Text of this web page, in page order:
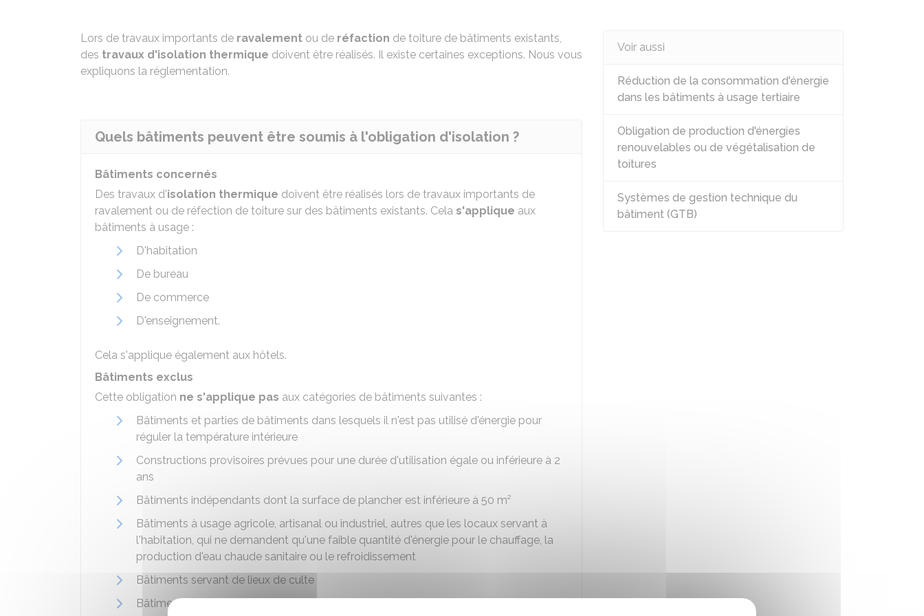
Lors de travaux importants de ravalement ou de réfaction de toiture de bâtiments existants,
des travaux d'isolation thermique doivent être réalisés. Il existe certaines exceptions. Nous vous
expliquons la réglementation.
Quels bâtiments peuvent être soumis à l'obligation d'isolation ?
Bâtiments concernés
Des travaux d'isolation thermique doivent être réalisés lors de travaux importants de
ravalement ou de réfection de toiture sur des bâtiments existants. Cela s'applique aux
bâtiments à usage :
D'habitation
De bureau
De commerce
D'enseignement.
Cela s'applique également aux hôtels.
Bâtiments exclus
Cette obligation ne s'applique pas aux catégories de bâtiments suivantes :
Bâtiments et parties de bâtiments dans lesquels il n'est pas utilisé d'énergie pour
réguler la température intérieure
Constructions provisoires prévues pour une durée d'utilisation égale ou inférieure à 2
ans
Bâtiments indépendants dont la surface de plancher est inférieure à 50 m²
Bâtiments à usage agricole, artisanal ou industriel, autres que les locaux servant à
l'habitation, qui ne demandent qu'une faible quantité d'énergie pour le chauffage, la
production d'eau chaude sanitaire ou le refroidissement
Bâtiments servant de lieux de culte
Bâtiments ayant reçu le
Voir aussi
Réduction de la consommation d'énergie
dans les bâtiments à usage tertiaire
Obligation de production d'énergies
renouvelables ou de végétalisation de
toitures
Systèmes de gestion technique du
bâtiment (GTB)